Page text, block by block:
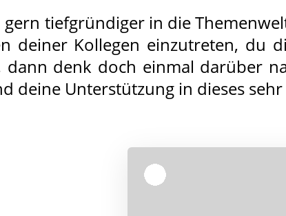
tiefgründiger in die
deiner Kollegen einzutreten, du
dann denk doch einmal darüber
deine Unterstützung in dieses